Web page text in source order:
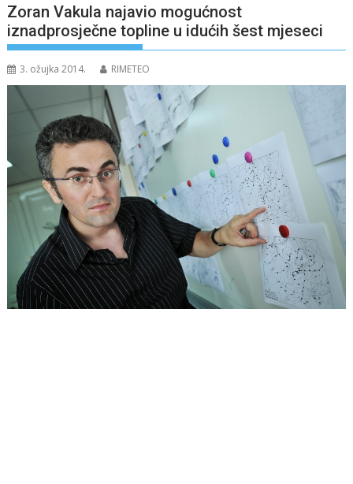
Zoran Vakula najavio mogućnost
iznadprosječne topline u idućih šest mjeseci
3. ožujka 2014. RIMETEO